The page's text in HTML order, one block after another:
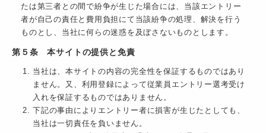
たは第三者との間で紛争が生じた場合には、当該エントリー
者が自己の責任と費用負担にて当該紛争の処理、解決を行う
ものとし、当社に何らの迷惑を及ぼさないものとします。
第５条 本サイトの提供と免責
当社は、本サイトの内容の完全性を保証するものではあり
ません。又、利用登録によって従業員エントリー選考受け
入れを保証するものではありません。
下記の事由によりエントリー者に損害が生じたとしても、
当社は一切責任を負いません。